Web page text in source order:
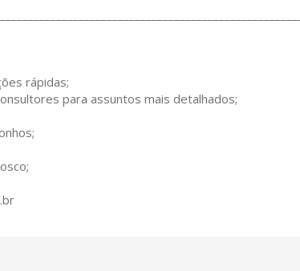
rápidas;
para assuntos mais detalhados;